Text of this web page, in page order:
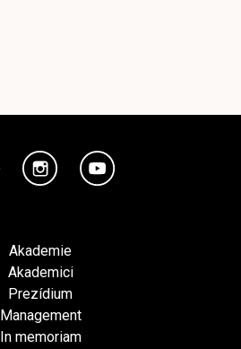
Akademie
Akademici
Prezídium
Management
In memoriam